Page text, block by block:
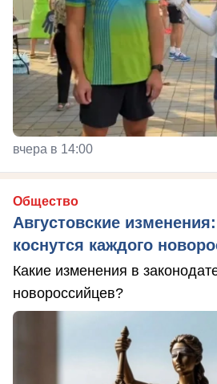
вчера в 14:00
Общество
Августовские
коснутся каждого
Какие изменения в
новороссийцев?